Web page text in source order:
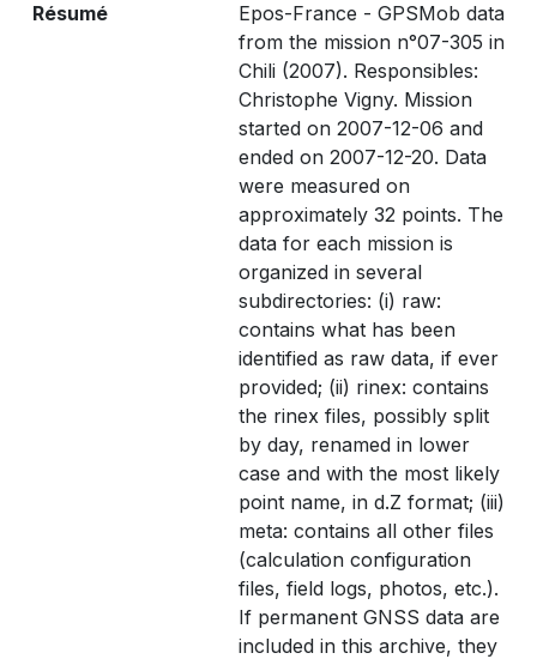
Résumé
Epos-France - GPSMob data
from the mission n°07-305 in
Chili (2007). Responsibles:
Christophe Vigny. Mission
started on 2007-12-06 and
ended on 2007-12-20. Data
were measured on
approximately 32 points. The
data for each mission is
organized in several
subdirectories: (i) raw:
contains what has been
identified as raw data, if ever
provided; (ii) rinex: contains
the rinex files, possibly split
by day, renamed in lower
case and with the most likely
point name, in d.Z format; (iii)
meta: contains all other files
(calculation configuration
files, field logs, photos, etc.).
If permanent GNSS data are
included in this archive, they